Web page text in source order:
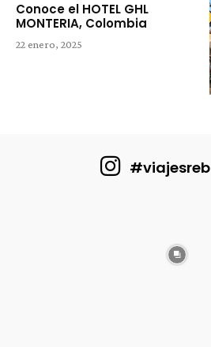
Conoce el HOTEL GHL
MONTERIA, Colombia
22 enero, 2025